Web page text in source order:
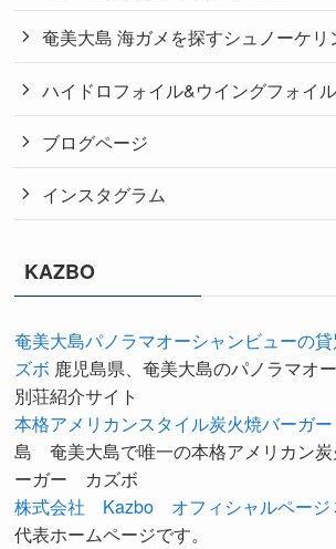
奄美大島 海ガメを探すシュノーケリ
ハイドロフォイル&ウイングフォイ
ブログページ
インスタグラム
KAZBO
奄美大島パノラマオーシャンビューの
ズボ 鹿児島県、奄美大島のパノラマオ
別荘紹介サイト
本格アメリカンスタイル炭火焼バーガ
島 奄美大島で唯一の本格アメリカン
ーガー カズボ
株式会社 Kazbo オフィシャルページ
代表ホームページです。